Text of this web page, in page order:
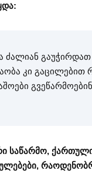
ძალიან გაუჭირდათ
კი
საწარმო,